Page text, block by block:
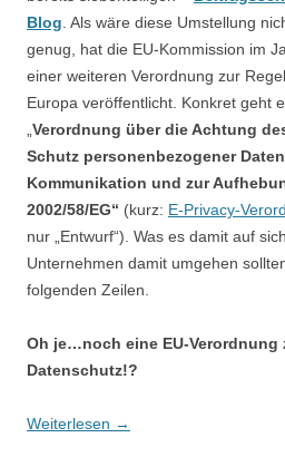
Blog. Als wäre diese Umstellung
genug, hat die EU-Kommission im
einer weiteren Verordnung zur
Europa veröffentlicht. Konkret geht
„Verordnung über die Achtung
Schutz personenbezogener
Kommunikation und zur
2002/58/EG“ (kurz: E-Privacy-
nur „Entwurf“). Was es damit auf
Unternehmen damit umgehen
folgenden Zeilen.
Oh je…noch eine EU-Verordnung
Datenschutz!?
Weiterlesen →